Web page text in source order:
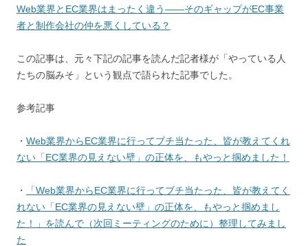
Web業界とEC業界はまったく違う――そのギャップがEC事業
者と制作会社の仲を悪くしている？
この記事は、元々下記の記事を読んだ記者様が「やっている人
たちの脳みそ」という観点で語られた記事でした。
参考記事
・ Web業界からEC業界に行ってブチ当たった、皆が教えてくれ
ない「EC業界の見えない壁」の正体を、もやっと掴めました！
・
「Web業界からEC業界に行ってブチ当たった、皆が教えてく
れない「EC業界の見えない壁」の正体を、もやっと掴めまし
た！」を読んで（次回ミーティングのために）整理してみまし
た